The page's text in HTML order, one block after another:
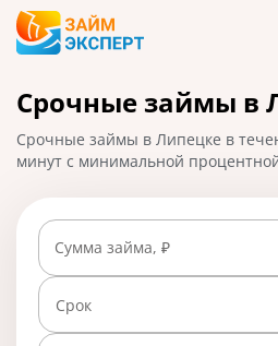
Карты
Кредиты
Ипотека
Займы
Вклады
Срочные займы в
Срочные займы в Липецке в
минут с минимальной
помощью онлайн-заявки с
средств на банковскую карту. На
доступно 23 предложения со
Сумма займа, ₽
Срок